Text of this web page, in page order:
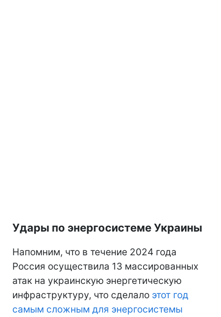
Удары по энергосистеме Украины
Напомним, что в течение 2024 года
Россия осуществила 13 массированных
атак на украинскую энергетическую
инфраструктуру, что сделало этот год
самым сложным для энергосистемы